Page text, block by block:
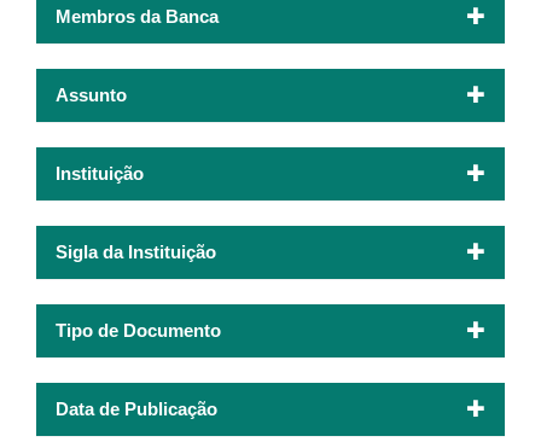
Membros da Banca
Assunto
Instituição
Sigla da Instituição
Tipo de Documento
Data de Publicação